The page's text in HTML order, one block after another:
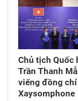
sung một số
Chủ tịch Quốc
Trần Thanh
viếng đồng chí
Xaysomphone